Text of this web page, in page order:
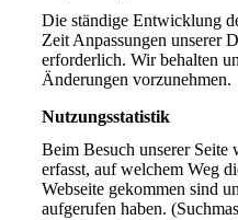
Die ständige Entwicklung
Zeit Anpassungen unserer
erforderlich. Wir behalten
Änderungen vorzunehmen.
Nutzungsstatistik
Beim Besuch unserer
erfasst, auf welchem Weg
Webseite gekommen sind
aufgerufen haben.